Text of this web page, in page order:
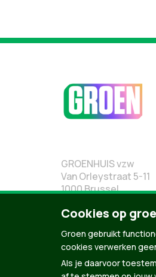
GROENHUIS vzw
Van Orleystraat 5-11
1000 Brussel
02 219 19 19
Cookies op
Groen gebruikt
cookies verwerken
Als je daarvoor